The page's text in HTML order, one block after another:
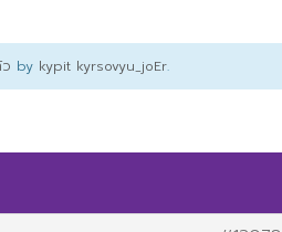
by kypit kyrsovyu_joEr.